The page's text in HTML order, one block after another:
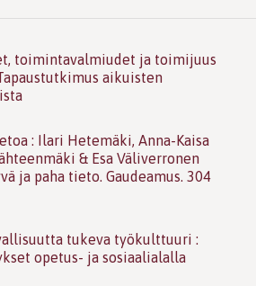
toimintavalmiudet ja toimijuus
aikuisten
: Ilari Hetemäki, Anna-Kaisa
& Esa Väliverronen
ja paha tieto. Gaudeamus. 304
tukeva työkulttuuri :
opetus- ja sosiaalialalla